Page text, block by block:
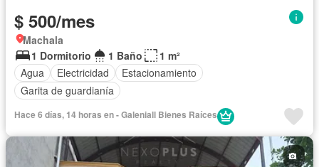
$ 500/mes
Machala
1 Dormitorio
1 Baño
1 m²
Agua
Electricidad
Estacionamiento
Garita de guardianía
Hace 6 días, 14 horas en - Galeniall Bienes Raíces